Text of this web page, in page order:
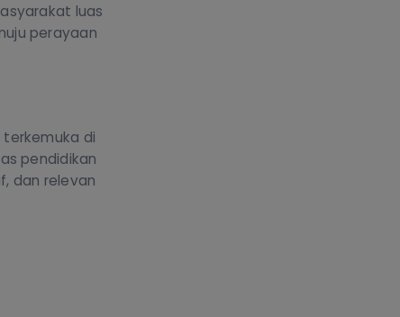
luas
perayaan
terkemuka di
pendidikan
dan relevan